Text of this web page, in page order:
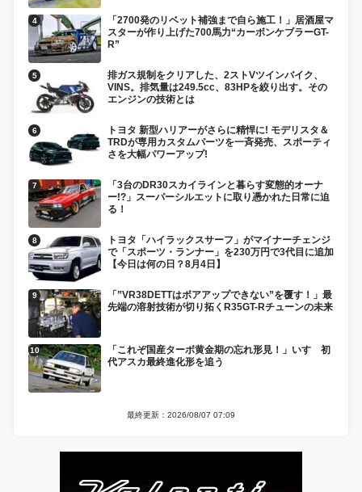
「2700発のリベット補強まで自ら施工！」居酒屋マ
スターが作り上げた700馬力“カーボンケブラーGT-
R”
排ガス規制をクリアした、2ストVツインバイク、
VINS。排気量は249.5cc、83HPを絞り出す。その
エンジンの技術とは
トヨタ 新型ハリアーがさらに精悍に! モデリスタ＆
TRDが専用カスタムパーツを一斉発売、スポーティ
さを大幅パワーアップ!
「3台のDR30スカイラインと暮らす変態的オーナ
ー!?」スーパーシルエットに取り憑かれた日常に迫
る！
トヨタ「ハイラックスサーフ」がマイナーチェンジ
で「スポーツ・ランナー」を230万円で3代目に追加
【今日は何の日？8月4日】
「”VR38DETTはボアアップできない”を覆す！」最
先端の溶射技術が切り拓くR35GT-Rチューンの未来
「これぞ国産ターボ黄金期の忘れ形見！」いすゞ初
代アスカ最終進化形を追う
最終更新：2026/08/07 07:09